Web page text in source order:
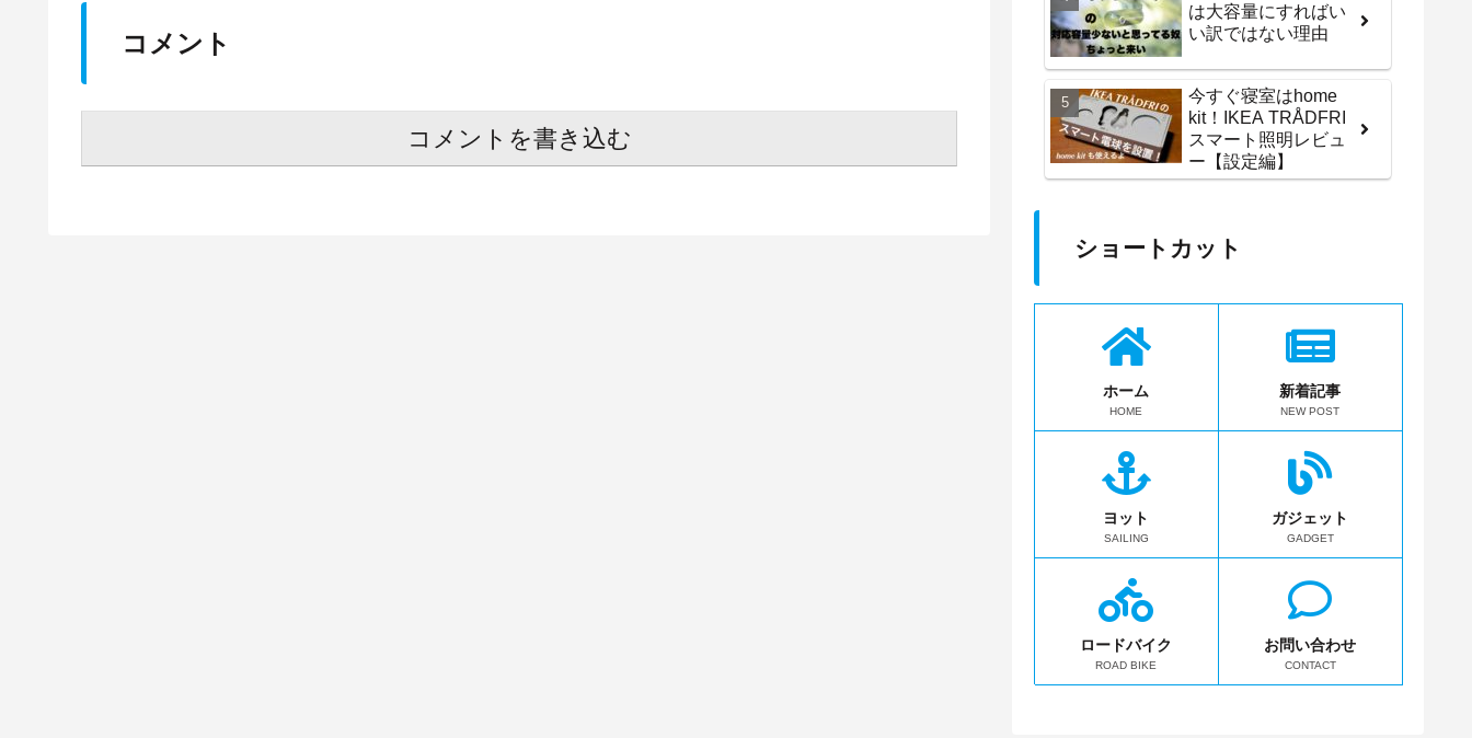
コメント
コメントを書き込む
は大容量にすればい
い訳ではない理由
今すぐ寝室はhome
kit！IKEA TRÅDFRI
スマート照明レビュ
ー【設定編】
ショートカット
ホーム
HOME
新着記事
NEW POST
ヨット
SAILING
ガジェット
GADGET
ロードバイク
ROAD BIKE
お問い合わせ
CONTACT